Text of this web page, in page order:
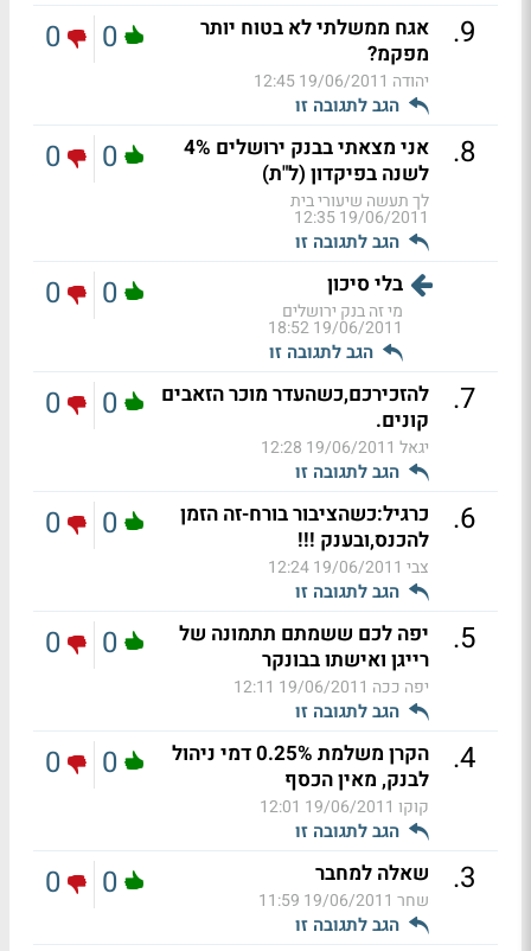
9
.
אגח ממשלתי לא בטוח יותר
מפקמ?
יהודה 19/06/2011 12:45
הגב לתגובה זו
0
0
8
.
אני מצאתי בבנק ירושלים 4%
לשנה בפיקדון (ל"ת)
לך תעשה שיעורי בית
19/06/2011 12:35
הגב לתגובה זו
0
0
בלי סיכון
מי זה בנק ירושלים
19/06/2011 18:52
הגב לתגובה זו
0
0
7
.
להזכירכם,כשהעדר מוכר הזאבים
קונים.
יגאל 19/06/2011 12:28
הגב לתגובה זו
0
0
6
.
כרגיל:כשהציבור בורח-זה הזמן
להכנס,ובענק !!!
צבי 19/06/2011 12:24
הגב לתגובה זו
0
0
5
.
יפה לכם ששמתם תתמונה של
רייגן ואישתו בבונקר
יפה ככה 19/06/2011 12:11
הגב לתגובה זו
0
0
4
.
הקרן משלמת 0.25% דמי ניהול
לבנק, מאין הכסף
קוקו 19/06/2011 12:01
הגב לתגובה זו
0
0
3
. שאלה למחבר
שחר 19/06/2011 11:59
הגב לתגובה זו
0
0